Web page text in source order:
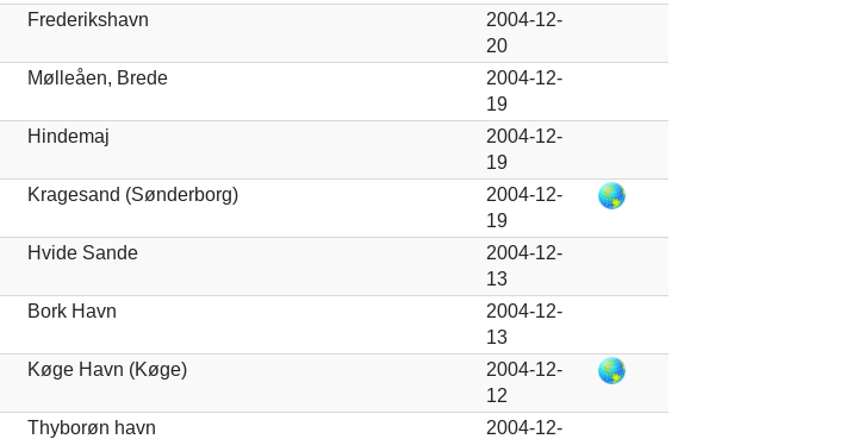
Frederikshavn
2004-12-
20
Mølleåen, Brede
2004-12-
19
Hindemaj
2004-12-
19
Kragesand (Sønderborg)
2004-12-
19
Hvide Sande
2004-12-
13
Bork Havn
2004-12-
13
Køge Havn (Køge)
2004-12-
12
Thyborøn havn
2004-12-